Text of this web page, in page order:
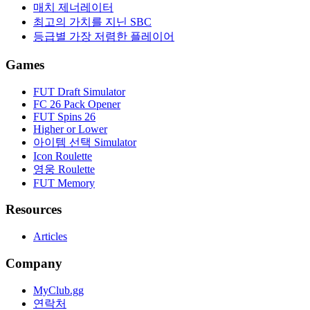
매치 제너레이터
최고의 가치를 지닌 SBC
등급별 가장 저렴한 플레이어
Games
FUT Draft Simulator
FC 26 Pack Opener
FUT Spins 26
Higher or Lower
아이템 선택 Simulator
Icon Roulette
영웅 Roulette
FUT Memory
Resources
Articles
Company
MyClub.gg
연락처